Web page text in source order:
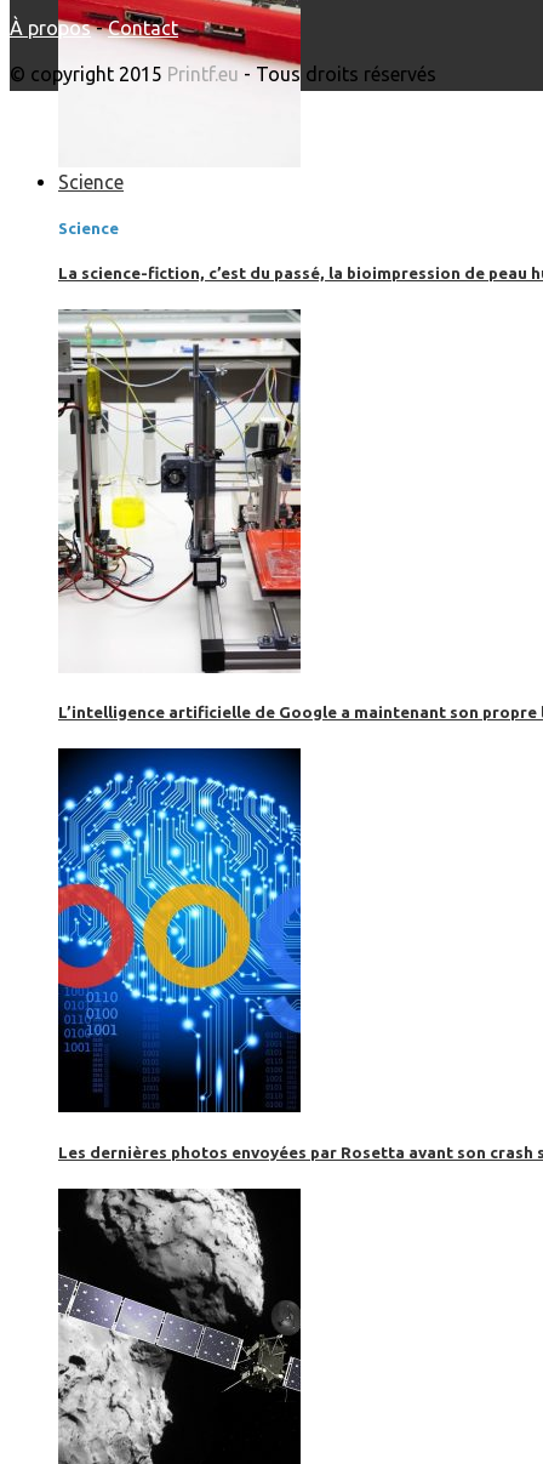
Science
Science
La science-fiction, c’est du passé, la bioimpression de peau
L’intelligence artificielle de Google a maintenant son propre
Les dernières photos envoyées par Rosetta avant son crash
À propos-Contact
© copyright 2015 Printf.eu - Tous droits réservés